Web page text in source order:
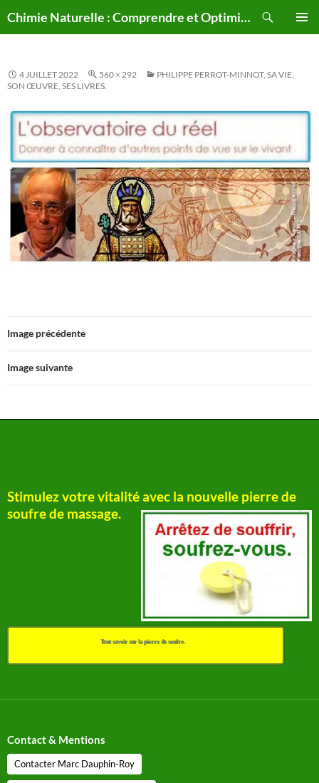
au
Chimie Naturelle : Comprendre et Optimiser le Corps Humain Naturellement
4 JUILLET 2022 560 × 292
PHILIPPE PERROT-MINNOT, SA VIE,
SON ŒUVRE, SES LIVRES.
Image précédente
Image suivante
Stimulez votre vitalité avec la nouvelle pierre de
soufre de massage.
Tout savoir sur la pierre de soufre.
Contact & Mentions
Contacter Marc Dauphin-Roy